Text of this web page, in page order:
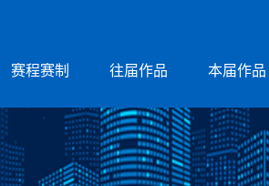
赛程赛制 往届作品 本届作品